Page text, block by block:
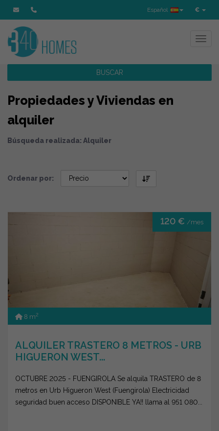
€
Español
BUSCAR
Propiedades y Viviendas en
alquiler
Búsqueda realizada: Alquiler
Ordenar por:
120 € /mes
8 m2
ALQUILER TRASTERO 8 METROS - URB
HIGUERON WEST...
OCTUBRE 2025 - FUENGIROLA Se alquila TRASTERO de 8
metros en Urb Higueron West (Fuengirola) Electricidad
seguridad buen acceso DISPONIBLE YA!! llama al 951 080...